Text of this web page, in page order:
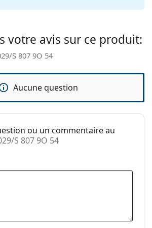
Oui
Lunettes de soleil
Missoni
MIS 0029/S 807 9O 54
votre avis sur ce produit:
S 807 9O 54
Aucune question
ou un commentaire au
S 807 9O 54